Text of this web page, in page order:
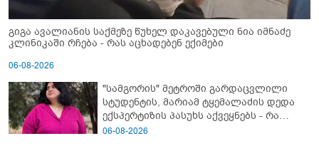
გიგა ავალიანის საქმეზე წუხელ დაკავებული ნია იმნაძე
კლინიკაში რჩება - რას აცხადებენ ექიმები
06-08-2026
"სამგორის" მეტროში გარდაცვლილი
სტუდენტის, მარიამ ტყემალაძის დედა
ექსპერტიზის პასუხს აქვეყნებს - რა
გახდა გოგონას გარდაცვალების მიზეზი?
06-08-2026